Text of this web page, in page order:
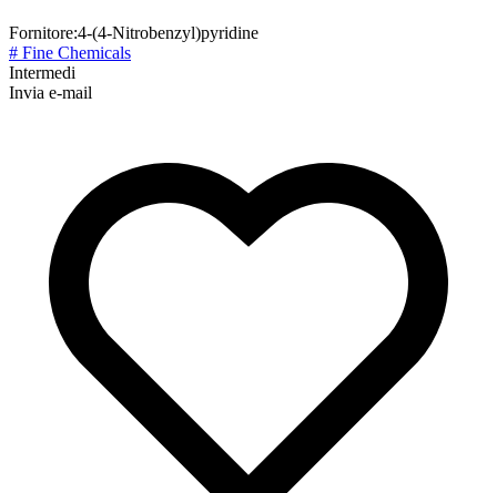
Fornitore:4-(4-Nitrobenzyl)pyridine
# Fine Chemicals
Intermedi
Invia e-mail